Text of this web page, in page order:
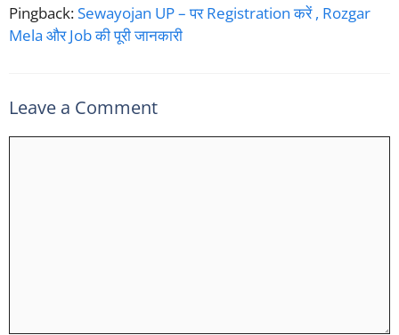
Pingback:Sewayojan UP – पर Registration करें , Rozgar
Mela और Job की पूरी जानकारी
Leave a Comment